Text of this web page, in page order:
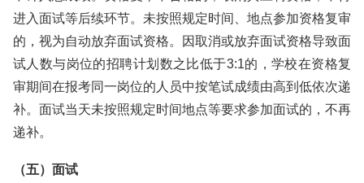
进入面试等后续环节。未按照规定时间、地点参加资格复审
的，视为自动放弃面试资格。因取消或放弃面试资格导致面
试人数与岗位的招聘计划数之比低于3:1的，学校在资格复
审期间在报考同一岗位的人员中按笔试成绩由高到低依次递
补。面试当天未按照规定时间地点等要求参加面试的，不再
递补。
（五）面试